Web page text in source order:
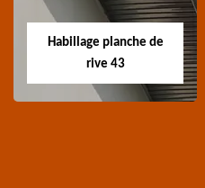
traitement de
Loire
Habillage planche de
rive 43